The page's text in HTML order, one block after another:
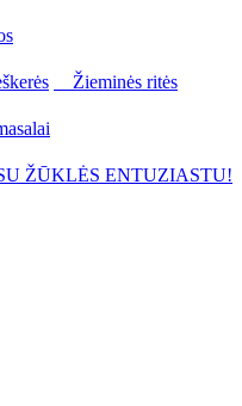
Žieminės ritės
ŽŪKLĖS ENTUZIASTU!